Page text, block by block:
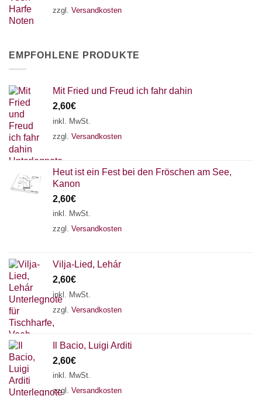
zzgl. Versandkosten
EMPFOHLENE PRODUKTE
Mit Fried und Freud ich fahr dahin
2,60€
inkl. MwSt.
zzgl. Versandkosten
Heut ist ein Fest bei den Fröschen am See,
Kanon
2,60€
inkl. MwSt.
zzgl. Versandkosten
Vilja-Lied, Lehár
2,60€
inkl. MwSt.
zzgl. Versandkosten
Il Bacio, Luigi Arditi
2,60€
inkl. MwSt.
zzgl. Versandkosten